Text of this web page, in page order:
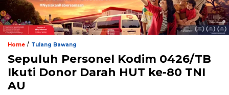
Home / Tulang Bawang
Sepuluh Personel Kodim 0426/TB
Ikuti Donor Darah HUT ke-80 TNI
AU